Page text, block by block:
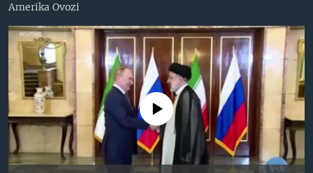
AMERIKA MANZARALARI
XALQARO HAYOT
VASHINGTON CHOYXONASI
MOBIL-SALOM!
VIDEO
IJTIMOIY TARMOQLAR
FACEBOOK
YOUTUBE
INSTAGRAM
ODNOKLASSNIKI
INGLIZ TILI DARSLARI
EDITORIAL
Learning English
Amerika Ovozi
No media source currently available